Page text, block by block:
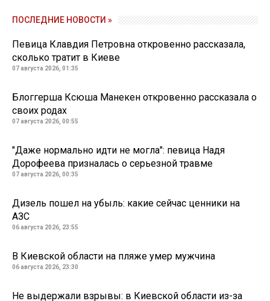
ПОСЛЕДНИЕ НОВОСТИ »
Певица Клавдия Петровна откровенно рассказала,
сколько тратит в Киеве
07 августа 2026, 01:35
Блоггерша Ксюша Манекен откровенно рассказала о
своих родах
07 августа 2026, 00:55
"Даже нормально идти не могла": певица Надя
Дорофеева призналась о серьезной травме
07 августа 2026, 00:35
Дизель пошел на убыль: какие сейчас ценники на
АЗС
06 августа 2026, 23:55
В Киевской области на пляже умер мужчина
06 августа 2026, 23:30
Не выдержали взрывы: в Киевской области из-за